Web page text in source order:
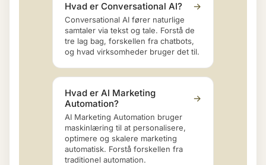
Hvad er Conversational AI? →
Conversational AI fører naturlige
samtaler via tekst og tale. Forstå de
tre lag bag, forskellen fra chatbots,
og hvad virksomheder bruger det til.
Hvad er AI Marketing
Automation?
→
AI Marketing Automation bruger
maskinlæring til at personalisere,
optimere og skalere marketing
automatisk. Forstå forskellen fra
traditionel automation.